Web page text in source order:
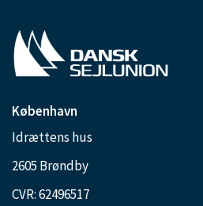
København
Idrættens hus
2605 Brøndby
CVR: 62496517